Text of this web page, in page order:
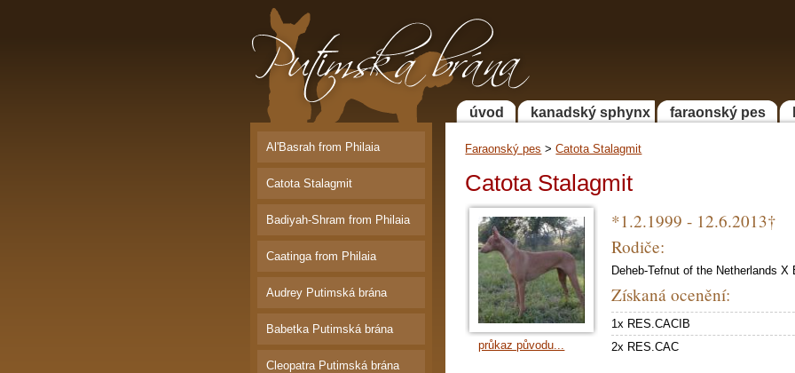
Putimská brána | Faraonský pes a
Bordeauxská doga
úvod kanadský sphynx faraonský pes
Al'Basrah from Philaia
Catota Stalagmit
Badiyah-Shram from Philaia
Caatinga from Philaia
Audrey Putimská brána
Babetka Putimská brána
Cleopatra Putimská brána
Faraonský pes >Catota Stalagmit
Catota Stalagmit
průkaz původu...
*1.2.1999 - 12.6.2013†
Rodiče:
Deheb-Tefnut of the Netherlands X
Získaná ocenění:
1x RES.CACIB
2x RES.CAC